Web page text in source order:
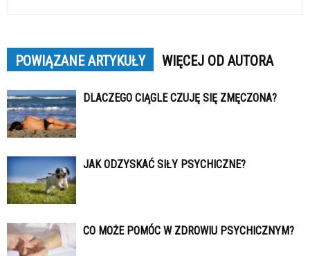
POWIĄZANE ARTYKUŁY WIĘCEJ OD AUTORA
DLACZEGO CIĄGLE CZUJĘ SIĘ ZMĘCZONA?
JAK ODZYSKAĆ SIŁY PSYCHICZNE?
CO MOŻE POMÓC W ZDROWIU PSYCHICZNYM?